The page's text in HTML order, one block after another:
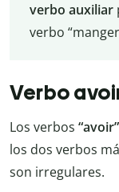
verbo auxiliar
verbo
Verbo
Los verbos “avoir”
los dos verbos
son irregulares.